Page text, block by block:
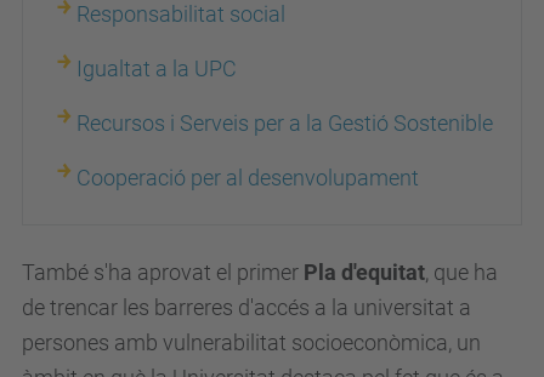
Responsabilitat social
Igualtat a la UPC
Recursos i Serveis per a la Gestió Sostenible
Cooperació per al desenvolupament
També s'ha aprovat el primer Pla d'equitat, que ha
de trencar les barreres d'accés a la universitat a
persones amb vulnerabilitat socioeconòmica, un